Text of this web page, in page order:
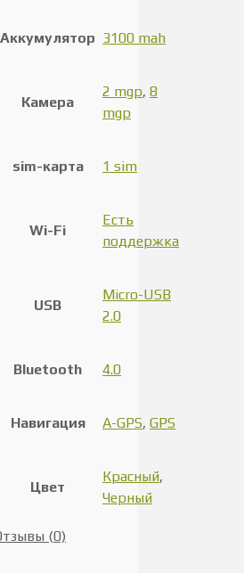
Аккумулятор 3100 mah
Камера
2 mgp, 8
mgp
sim-карта 1 sim
Wi-Fi
Есть
поддержка
USB
Micro-USB
2.0
Bluetooth 4.0
Навигация A-GPS, GPS
Цвет
Красный,
Черный
(0)